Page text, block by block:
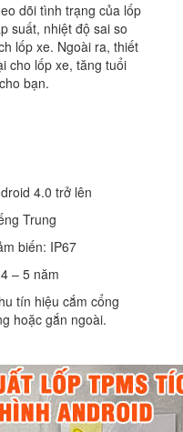
dõi tình trạng của lốp
suất, nhiệt độ sai so
lốp xe. Ngoài ra, thiết
cho lốp xe, tăng tuổi
bạn.
4.0 trở lên
Trung
biến: IP67
– 5 năm
tín hiệu cắm cổng
hoặc gắn ngoài.